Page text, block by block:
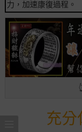
力，加速康復過程。
充